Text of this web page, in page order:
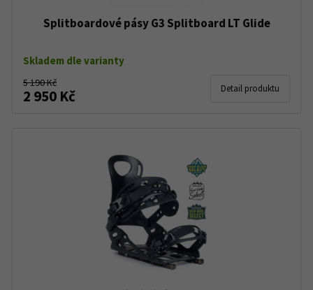
Splitboardové pásy G3 Splitboard LT Glide
Skladem dle varianty
5 190 Kč
2 950 Kč Detail produktu